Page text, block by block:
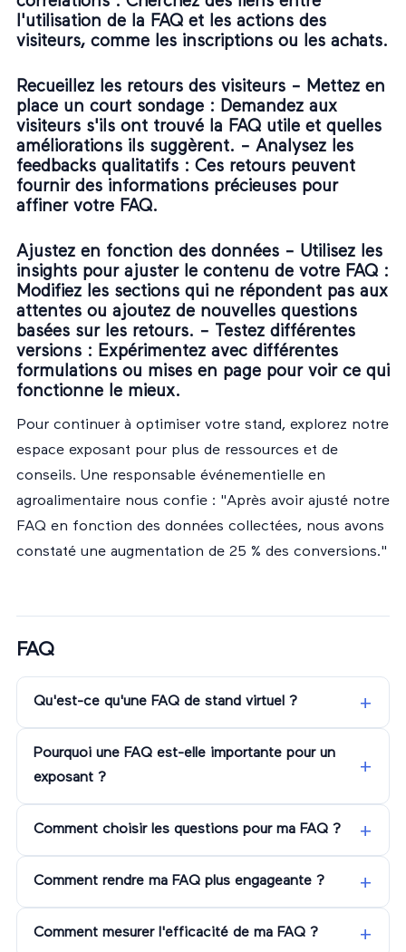
l'utilisation de la FAQ et les actions des
visiteurs, comme les inscriptions ou les achats.
Recueillez les retours des visiteurs - Mettez en
place un court sondage : Demandez aux
visiteurs s'ils ont trouvé la FAQ utile et quelles
améliorations ils suggèrent. - Analysez les
feedbacks qualitatifs : Ces retours peuvent
fournir des informations précieuses pour
affiner votre FAQ.
Ajustez en fonction des données - Utilisez les
insights pour ajuster le contenu de votre FAQ :
Modifiez les sections qui ne répondent pas aux
attentes ou ajoutez de nouvelles questions
basées sur les retours. - Testez différentes
versions : Expérimentez avec différentes
formulations ou mises en page pour voir ce qui
fonctionne le mieux.
Pour continuer à optimiser votre stand, explorez notre
espace exposant pour plus de ressources et de
conseils. Une responsable événementielle en
agroalimentaire nous confie : "Après avoir ajusté notre
FAQ en fonction des données collectées, nous avons
constaté une augmentation de 25 % des conversions."
FAQ
Qu'est-ce qu'une FAQ de stand virtuel ?
Pourquoi une FAQ est-elle importante pour un
exposant ?
Comment choisir les questions pour ma FAQ ?
Comment rendre ma FAQ plus engageante ?
Comment mesurer l'efficacité de ma FAQ ?